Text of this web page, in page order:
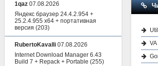
1qaz 07.08.2026
Яндекс браузер 24.4.2.954 +
25.2.4.955 x64 + портативная
версия (203)
RubertoKavalli 07.08.2026
Internet Download Manager 6.43
Build 7 + Repack + Portable (255)